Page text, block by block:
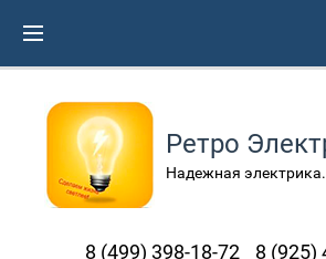
Ретро
Надежная
8 (499) 398-18-72 8 (925)